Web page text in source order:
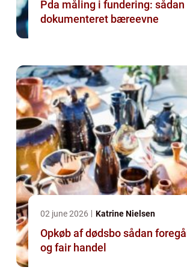
Pda måling i fundering: sådan
dokumenteret bæreevne
02 june 2026 Katrine Nielsen
Opkøb af dødsbo sådan foregår en tryg
og fair handel